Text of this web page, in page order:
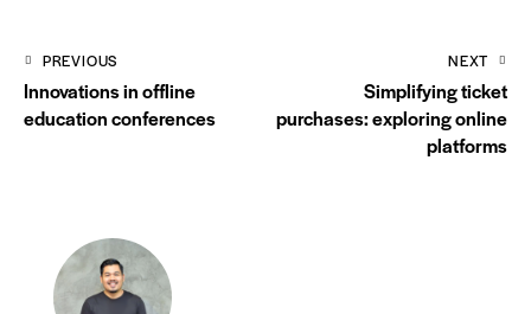
PREVIOUS
Innovations in offline
education conferences
NEXT
Simplifying ticket
purchases: exploring online
platforms